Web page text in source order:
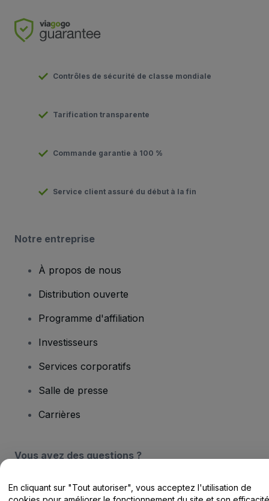
Contrôles de sécurité de classe mondiale
Tarification transparente
Commande garantie à 100 %
Service client assuré du début à la fin
Notre entreprise
À propos de nous
Distribution ouverte
Programme d'affiliation
Investisseurs
Services corporatifs
Salle de presse
Carrières
Vous avez des questions ?
Centre d'assistance / Nous contacter
En cliquant sur "Tout autoriser", vous acceptez l'utilisation de